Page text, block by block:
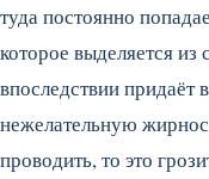
туда постоянно
которое выделяется
впоследствии
нежелательную
проводить, то это